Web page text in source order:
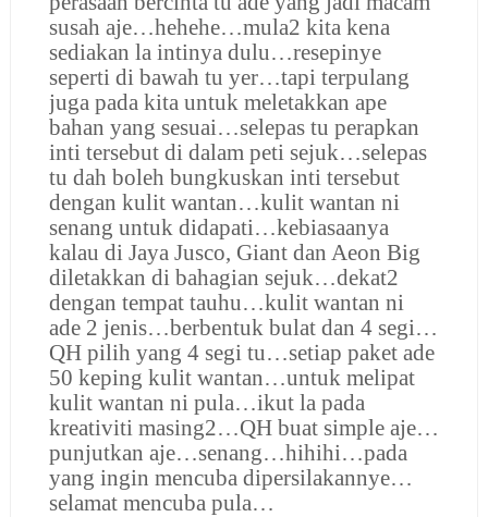
susah aje…hehehe…mula2 kita kena
sediakan la intinya dulu…resepinye
seperti di bawah tu yer…tapi terpulang
juga pada kita untuk meletakkan ape
bahan yang sesuai…selepas tu perapkan
inti tersebut di dalam peti sejuk…selepas
tu dah boleh bungkuskan inti tersebut
dengan kulit wantan…kulit wantan ni
senang untuk didapati…kebiasaanya
kalau di Jaya Jusco, Giant dan Aeon Big
diletakkan di bahagian sejuk…dekat2
dengan tempat tauhu…kulit wantan ni
ade 2 jenis…berbentuk bulat dan 4 segi…
QH pilih yang 4 segi tu…setiap paket ade
50 keping kulit wantan…untuk melipat
kulit wantan ni pula…ikut la pada
kreativiti masing2…QH buat simple aje…
punjutkan aje…senang…hihihi…pada
yang ingin mencuba dipersilakannye…
selamat mencuba pula…